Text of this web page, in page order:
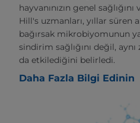
hayvanınızın genel
Hill's uzmanları, yıllar süren
bağırsak mikrobiyomunun
sindirim sağlığını değil, aynı
da etkilediğini belirledi.
Daha Fazla Bilgi Edinin